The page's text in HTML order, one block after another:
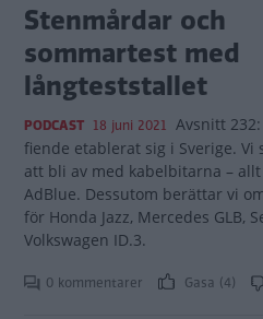
Stenmårdar och
sommartest med
långteststallet
PODCAST 18 juni 2021 Avsnitt
fiende etablerat sig i Sverige.
att bli av med kabelbitarna –
AdBlue. Dessutom berättar vi
för Honda Jazz, Mercedes GLB,
Volkswagen ID.3.
0 kommentarer Gasa (4)